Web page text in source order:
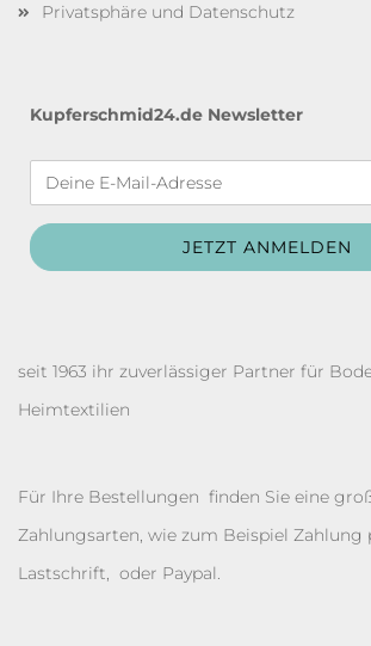
Privatsphäre und Datenschutz
Kupferschmid24.de Newsletter
seit 1963 ihr zuverlässiger Partner für
Heimtextilien
Für Ihre Bestellungen finden Sie eine
Zahlungsarten, wie zum Beispiel Zahlung
Lastschrift, oder Paypal.